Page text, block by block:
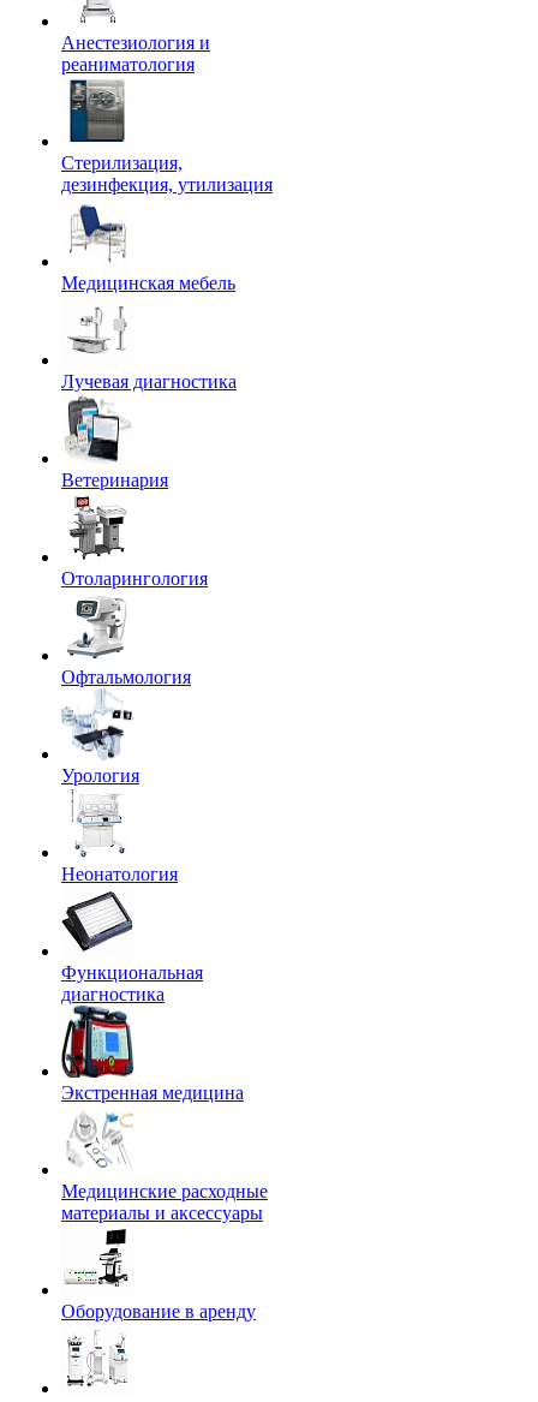
Анестезиология и
реаниматология
Стерилизация,
дезинфекция, утилизация
Медицинская мебель
Лучевая диагностика
Ветеринария
Отоларингология
Офтальмология
Урология
Неонатология
Функциональная
диагностика
Экстренная медицина
Медицинские расходные
материалы и аксессуары
Оборудование в аренду